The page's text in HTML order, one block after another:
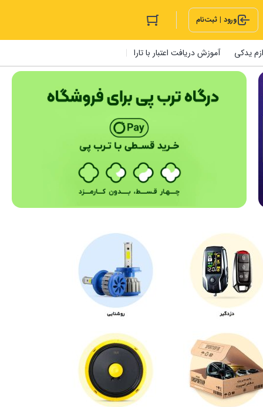
ورود | ثبت‌نام
یدکی آموزش دریافت اعتبار با تارا